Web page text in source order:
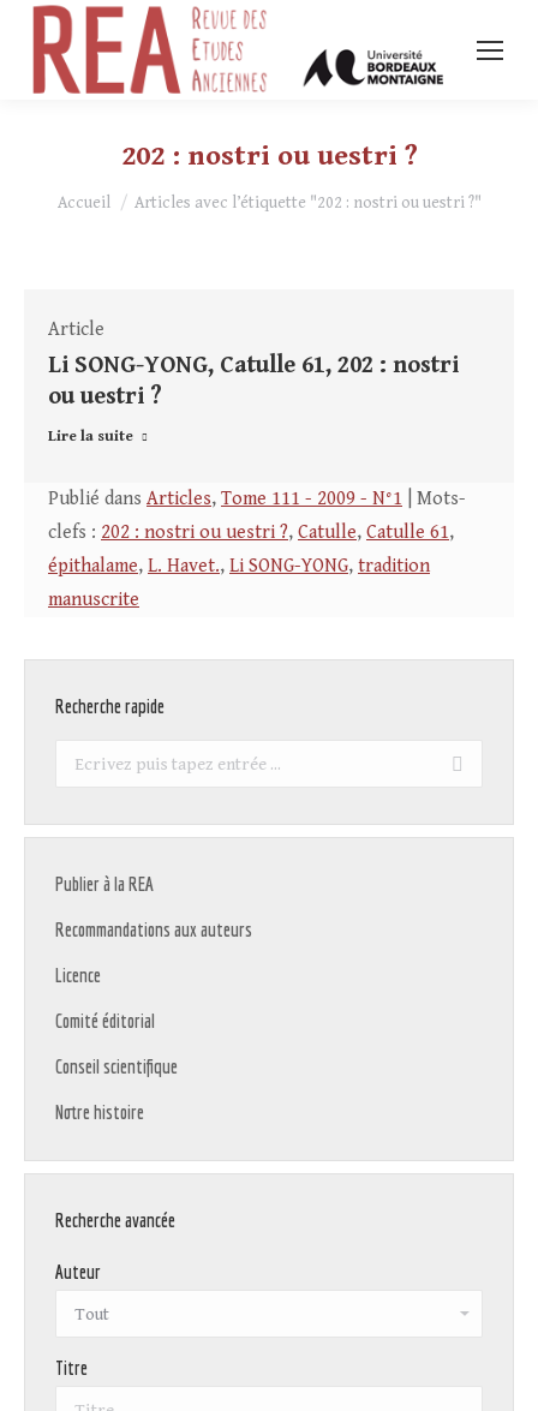
202 : nostri ou uestri ?
Vous êtes ici :
Accueil Articles avec l’étiquette "202 : nostri ou uestri ?"
Article
Li SONG-YONG, Catulle 61, 202 : nostri
ou uestri ?
Lire la suite
Publié dans Articles, Tome 111 - 2009 - N°1 | Mots-
clefs : 202 : nostri ou uestri ?, Catulle, Catulle 61,
épithalame, L. Havet., Li SONG-YONG, tradition
manuscrite
Recherche rapide
Recherche
Publier à la REA
Recommandations aux auteurs
Licence
Comité éditorial
Conseil scientifique
Notre histoire
Recherche avancée
Auteur
Titre